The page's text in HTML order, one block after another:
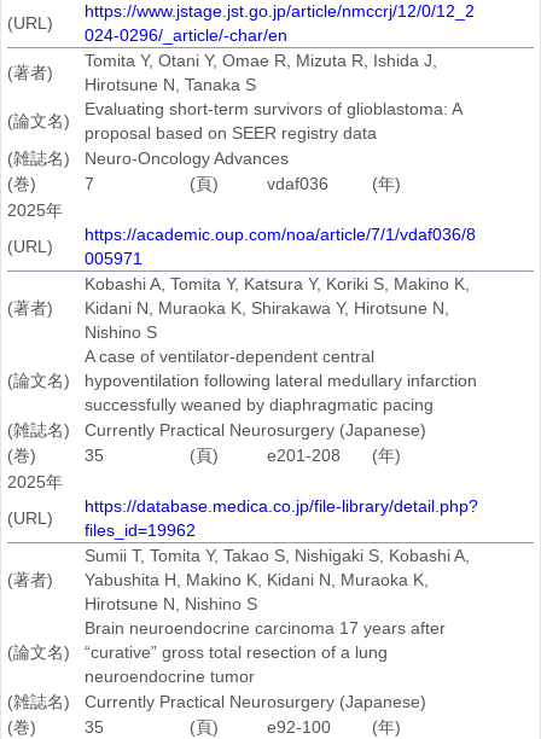
(URL)
https://www.jstage.jst.go.jp/article/nmccrj/12/0/12_2
024-0296/_article/-char/en
(著者)
Tomita Y, Otani Y, Omae R, Mizuta R, Ishida J,
Hirotsune N, Tanaka S
(論文名)
Evaluating short-term survivors of glioblastoma: A
proposal based on SEER registry data
(雑誌名)
Neuro-Oncology Advances
(巻)
7 (頁) vdaf036
(年)
2025年
(URL)
https://academic.oup.com/noa/article/7/1/vdaf036/8
005971
(著者)
Kobashi A, Tomita Y, Katsura Y, Koriki S, Makino K,
Kidani N, Muraoka K, Shirakawa Y, Hirotsune N,
Nishino S
(論文名)
A case of ventilator-dependent central
hypoventilation following lateral medullary infarction
successfully weaned by diaphragmatic pacing
(雑誌名)
Currently Practical Neurosurgery (Japanese)
(巻)
35 (頁) e201-208
(年)
2025年
(URL)
https://database.medica.co.jp/file-library/detail.php?
files_id=19962
(著者)
Sumii T, Tomita Y, Takao S, Nishigaki S, Kobashi A,
Yabushita H, Makino K, Kidani N, Muraoka K,
Hirotsune N, Nishino S
(論文名)
Brain neuroendocrine carcinoma 17 years after
“curative” gross total resection of a lung
neuroendocrine tumor
(雑誌名)
Currently Practical Neurosurgery (Japanese)
(巻)
35 (頁) e92-100
(年)